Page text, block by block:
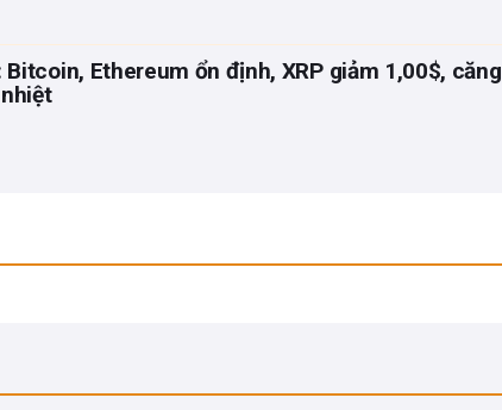
Ethereum ổn định, XRP giảm 1,00$, căng